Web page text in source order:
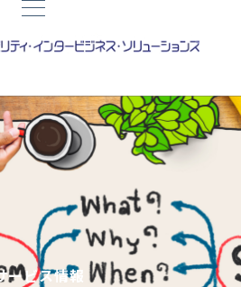
ービス情報